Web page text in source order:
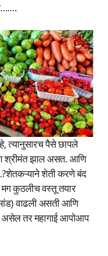
त्यानुसारच पैसे छापले
श्रीमंत झाल असत. आणि
शेती करणे बंद
कुठलीच वस्तू तयार
वाढली असती आणि
तर महागाई आपोआप